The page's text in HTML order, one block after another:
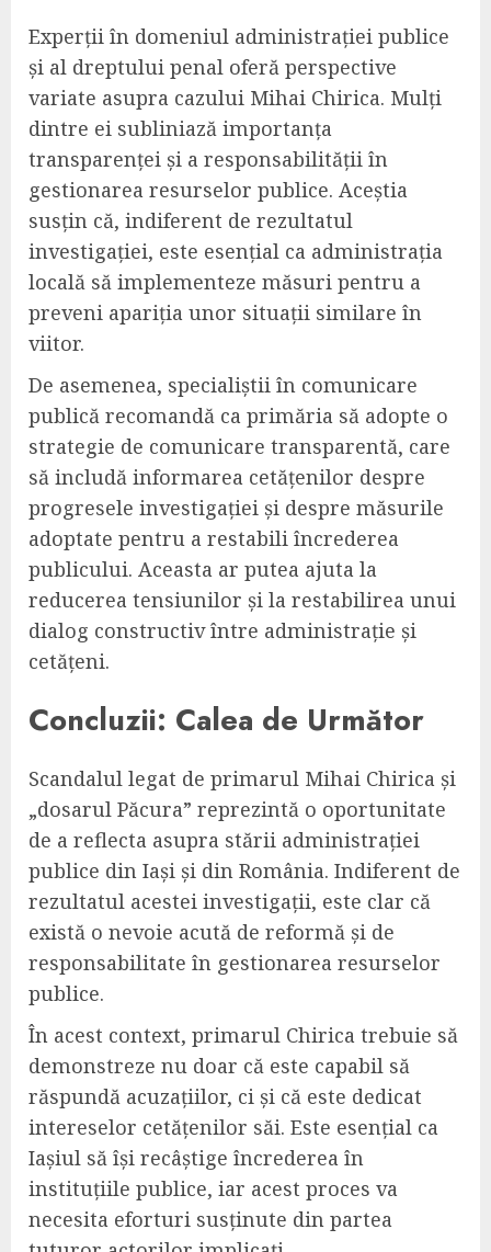
Experții în domeniul administrației publice
și al dreptului penal oferă perspective
variate asupra cazului Mihai Chirica. Mulți
dintre ei subliniază importanța
transparenței și a responsabilității în
gestionarea resurselor publice. Aceștia
susțin că, indiferent de rezultatul
investigației, este esențial ca administrația
locală să implementeze măsuri pentru a
preveni apariția unor situații similare în
viitor.
De asemenea, specialiștii în comunicare
publică recomandă ca primăria să adopte o
strategie de comunicare transparentă, care
să includă informarea cetățenilor despre
progresele investigației și despre măsurile
adoptate pentru a restabili încrederea
publicului. Aceasta ar putea ajuta la
reducerea tensiunilor și la restabilirea unui
dialog constructiv între administrație și
cetățeni.
Concluzii: Calea de Următor
Scandalul legat de primarul Mihai Chirica și
„dosarul Păcura” reprezintă o oportunitate
de a reflecta asupra stării administrației
publice din Iași și din România. Indiferent de
rezultatul acestei investigații, este clar că
există o nevoie acută de reformă și de
responsabilitate în gestionarea resurselor
publice.
În acest context, primarul Chirica trebuie să
demonstreze nu doar că este capabil să
răspundă acuzațiilor, ci și că este dedicat
intereselor cetățenilor săi. Este esențial ca
Iașiul să își recâștige încrederea în
instituțiile publice, iar acest proces va
necesita eforturi susținute din partea